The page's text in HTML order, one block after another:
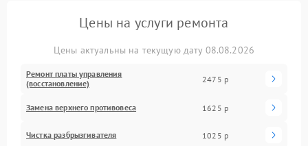
Цены на услуги ремонта
Цены актуальны на текущую дату 08.08.2026
Ремонт платы управления
(восстановление)
2475 р
Замена верхнего противовеса 1625 р
Чистка разбрызгивателя 1025 р